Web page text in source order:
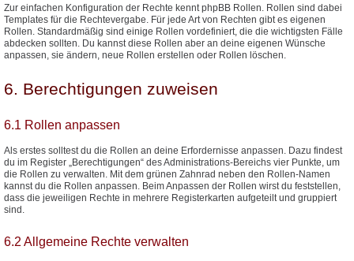
Zur einfachen Konfiguration der Rechte kennt phpBB Rollen. Rollen sind dabei
Templates für die Rechtevergabe. Für jede Art von Rechten gibt es eigenen
Rollen. Standardmäßig sind einige Rollen vordefiniert, die die wichtigsten Fälle
abdecken sollten. Du kannst diese Rollen aber an deine eigenen Wünsche
anpassen, sie ändern, neue Rollen erstellen oder Rollen löschen.
6. Berechtigungen zuweisen
6.1 Rollen anpassen
Als erstes solltest du die Rollen an deine Erfordernisse anpassen. Dazu findest
du im Register „Berechtigungen“ des Administrations-Bereichs vier Punkte, um
die Rollen zu verwalten. Mit dem grünen Zahnrad neben den Rollen-Namen
kannst du die Rollen anpassen. Beim Anpassen der Rollen wirst du feststellen,
dass die jeweiligen Rechte in mehrere Registerkarten aufgeteilt und gruppiert
sind.
6.2 Allgemeine Rechte verwalten